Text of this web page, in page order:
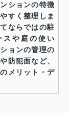
ションの特徴
すく整理しま
ならではの駐
スや庭の使い
ョンの管理の
防犯面など、
メリット・デ